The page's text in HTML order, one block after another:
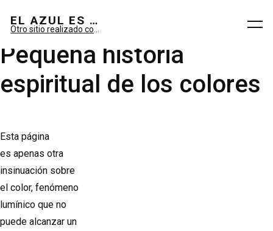
EL AZUL ES SUEÑO; EL VERDE ES IMAGINARIO
Pequeña historia
espiritual de los colores
Esta página
es apenas otra
insinuación sobre
el color, fenómeno
lumínico que no
puede alcanzar un